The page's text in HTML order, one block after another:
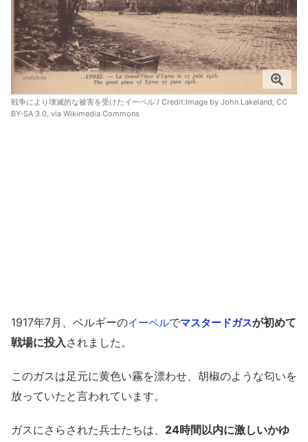
戦争により壊滅的な被害を受けたイーペル / Credit:Image by John Lakeland, CC
BY-SA 3.0, via Wikimedia Commons
1917年7月、ベルギーのイーペルでマスタードガスが初めて
戦場に投入 されました。
このガスは足元に黄色い霧を漂わせ、胡椒のような匂いを
放っていたと言われています。
ガスにさらされた兵士たちは、 24時間以内に激しいかゆ